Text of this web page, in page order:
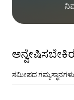
ಸಮೀಪದ ಗಮ್ಯಸ್ಥಾನಗಳು